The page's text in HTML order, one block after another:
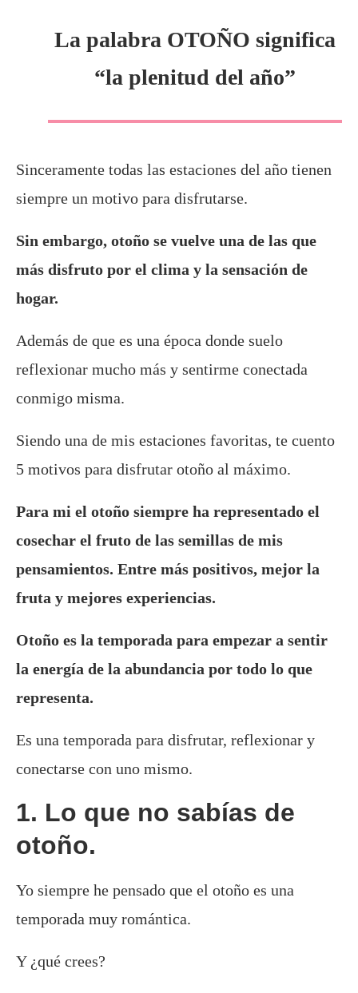
La palabra OTOÑO significa
“la plenitud del año”
Sinceramente todas las estaciones del año tienen
siempre un motivo para disfrutarse.
Sin embargo, otoño se vuelve una de las que
más disfruto por el clima y la sensación de
hogar.
Además de que es una época donde suelo
reflexionar mucho más y sentirme conectada
conmigo misma.
Siendo una de mis estaciones favoritas, te cuento
5 motivos para disfrutar otoño al máximo.
Para mi el otoño siempre ha representado el
cosechar el fruto de las semillas de mis
pensamientos. Entre más positivos, mejor la
fruta y mejores experiencias.
Otoño es la temporada para empezar a sentir
la energía de la abundancia por todo lo que
representa.
Es una temporada para disfrutar, reflexionar y
conectarse con uno mismo.
1. Lo que no sabías de
otoño.
Yo siempre he pensado que el otoño es una
temporada muy romántica.
Y ¿qué crees?